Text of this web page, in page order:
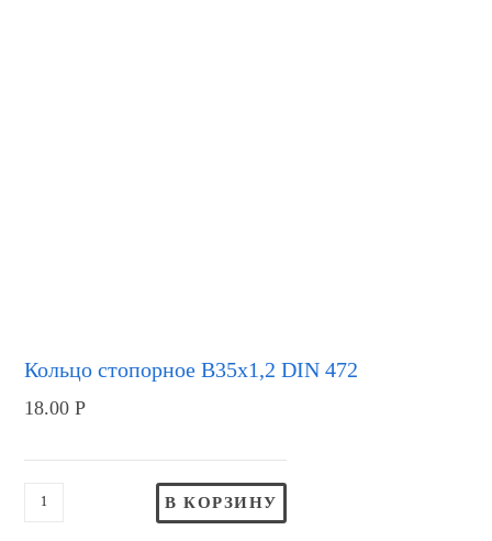
Кольцо стопорное В35х1,2 DIN 472
18.00Р
В КОРЗИНУ